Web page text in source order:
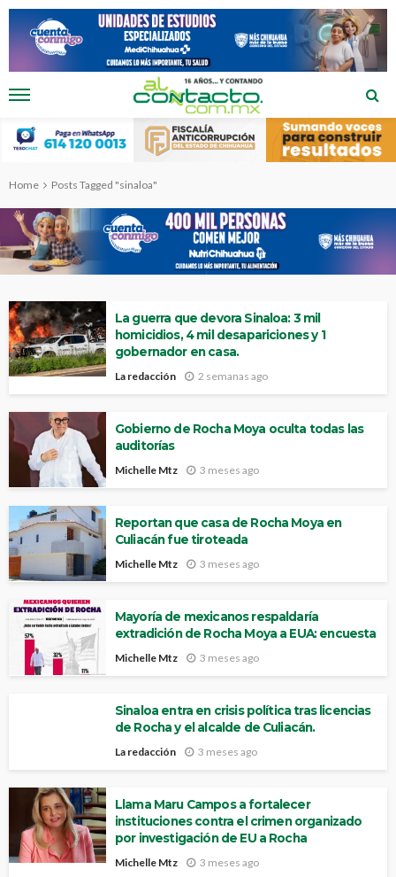
Home Posts Tagged "sinaloa"
La guerra que devora Sinaloa: 3 mil
homicidios, 4 mil desapariciones y 1
gobernador en casa.
La redacción 2 semanas ago
Gobierno de Rocha Moya oculta todas las
auditorías
Michelle Mtz 3 meses ago
Reportan que casa de Rocha Moya en
Culiacán fue tiroteada
Michelle Mtz 3 meses ago
Mayoría de mexicanos respaldaría
extradición de Rocha Moya a EUA: encuesta
Michelle Mtz 3 meses ago
Sinaloa entra en crisis política tras licencias
de Rocha y el alcalde de Culiacán.
La redacción 3 meses ago
Llama Maru Campos a fortalecer
instituciones contra el crimen organizado
por investigación de EU a Rocha
Michelle Mtz 3 meses ago